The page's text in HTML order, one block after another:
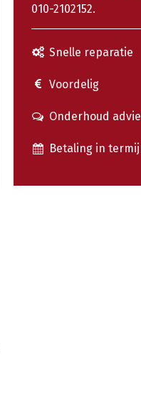
010-2102152.
Snelle reparatie
Voordelig
Onderhoud
Betaling in